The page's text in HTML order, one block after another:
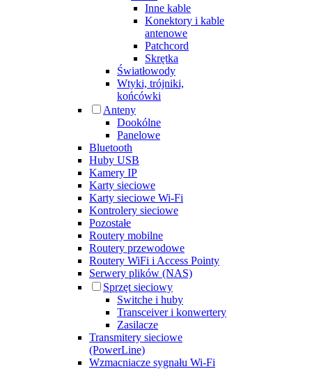
Inne kable
Konektory i kable
antenowe
Patchcord
Skrętka
Światłowody
Wtyki, trójniki,
końcówki
Anteny
Dookólne
Panelowe
Bluetooth
Huby USB
Kamery IP
Karty sieciowe
Karty sieciowe Wi-Fi
Kontrolery sieciowe
Pozostałe
Routery mobilne
Routery przewodowe
Routery WiFi i Access Pointy
Serwery plików (NAS)
Sprzęt sieciowy
Switche i huby
Transceiver i konwertery
Zasilacze
Transmitery sieciowe
(PowerLine)
Wzmacniacze sygnału Wi-Fi